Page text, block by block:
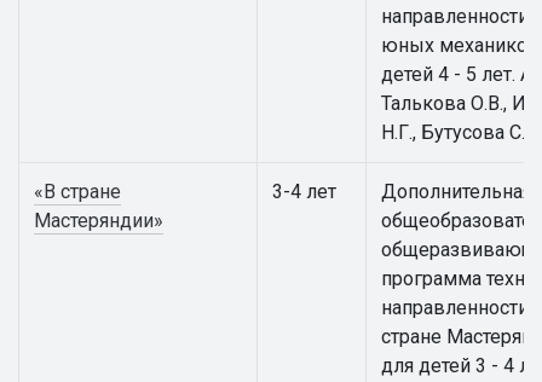
направленности
юных
детей 4 - 5 лет.
Талькова О.В.,
Н.Г., Бутусова С.Н.
«В стране
Мастеряндии»
3-4 лет
Дополнительная
программа
направленности
стране
для детей 3 - 4